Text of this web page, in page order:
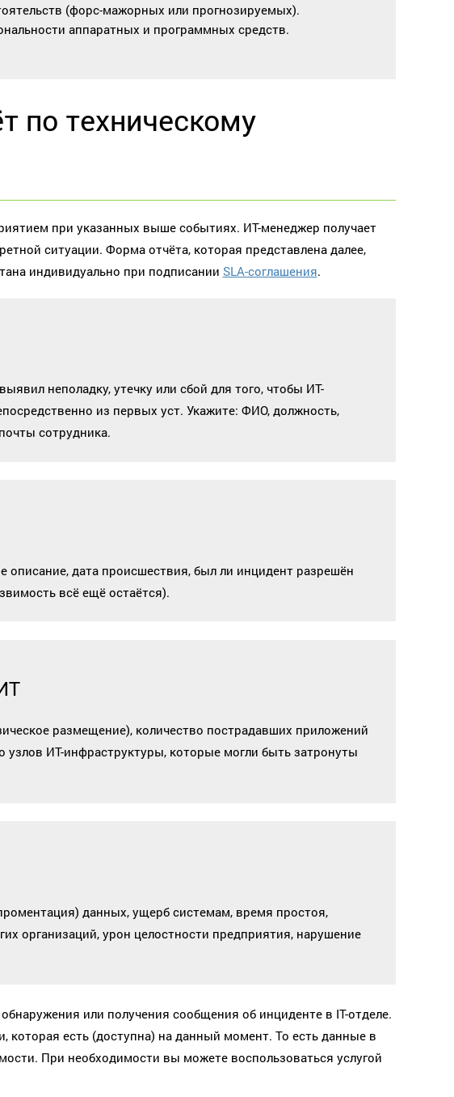
(форс-мажорных или прогнозируемых).
аппаратных и программных средств.
по техническому
при указанных выше событиях. ИТ-менеджер получает
ситуации. Форма отчёта, которая представлена далее,
индивидуально при подписании SLA-соглашения.
неполадку, утечку или сбой для того, чтобы ИТ-
из первых уст. Укажите: ФИО, должность,
сотрудника.
дата происшествия, был ли инцидент разрешён
всё ещё остаётся).
размещение), количество пострадавших приложений
узлов ИТ-инфраструктуры, которые могли быть затронуты
данных, ущерб системам, время простоя,
организаций, урон целостности предприятия, нарушение
или получения сообщения об инциденте в IT-отделе.
есть (доступна) на данный момент. То есть данные в
При необходимости вы можете воспользоваться услугой